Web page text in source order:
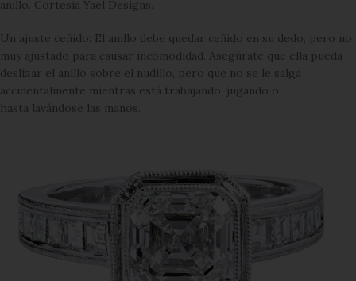
anillo. Cortesia Yael Designs.
Un ajuste ceñido: El anillo debe quedar ceñido en su dedo, pero no
muy ajustado para causar incomodidad. Asegúrate que ella pueda
deslizar el anillo sobre el nudillo, pero que no se le salga
accidentalmente mientras está trabajando, jugando o
hasta lavándose las manos.